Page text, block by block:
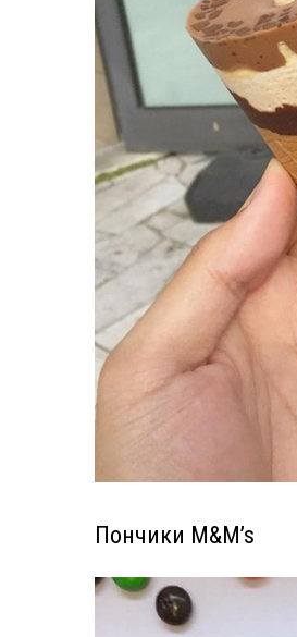
Пончики M&M’s